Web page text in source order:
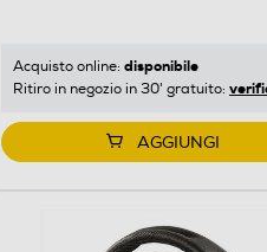
Acquisto online: disponibile
Ritiro in negozio in 30' gratuito:
AGGIUNGI